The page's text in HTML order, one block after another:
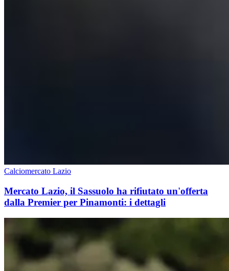
Calciomercato Lazio
Mercato Lazio, il Sassuolo ha rifiutato un'offerta
dalla Premier per Pinamonti: i dettagli